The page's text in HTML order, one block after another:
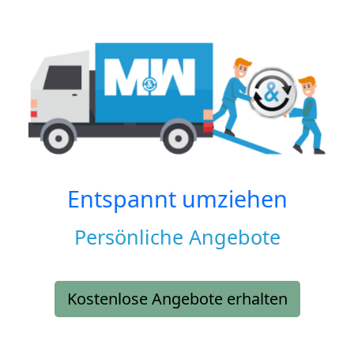
Entspannt umziehen
Persönliche Angebote
Kostenlose Angebote erhalten